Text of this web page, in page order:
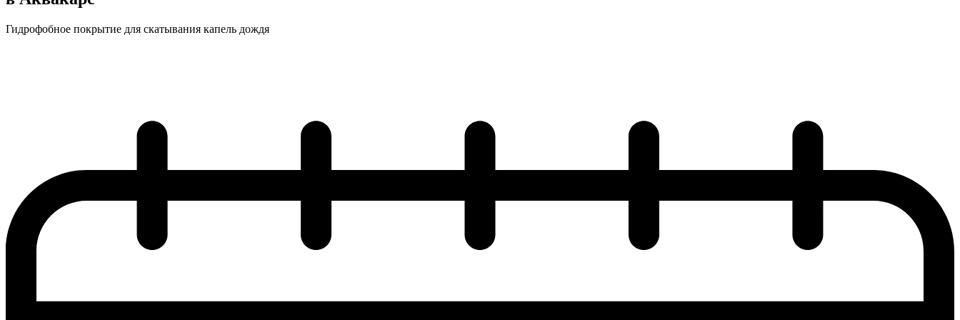
Гидрофобное покрытие для скатывания капель дождя